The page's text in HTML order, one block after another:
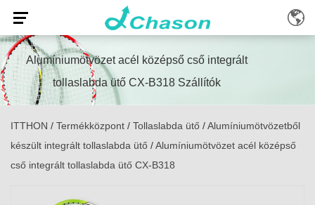
Alumíniumötvözet acél középső cső integrált
tollaslabda ütő CX-B318 Szállítók
ITTHON / Termékközpont / Tollaslabda ütő /Alumíniumötvözetből
készült integrált tollaslabda ütő /Alumíniumötvözet acél középső
cső integrált tollaslabda ütő CX-B318